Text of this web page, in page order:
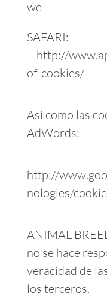
we
SAFARI:
http://
of-cookies/
Así como las
AdWords:
http://
nologies/
ANIMAL
no se hace
veracidad de
los terceros.